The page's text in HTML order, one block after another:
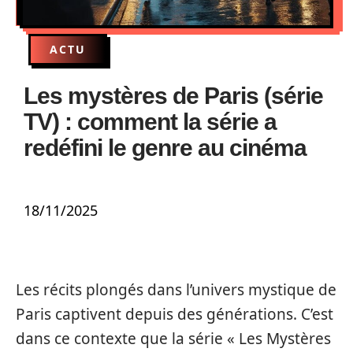
ACTU
Les mystères de Paris (série
TV) : comment la série a
redéfini le genre au cinéma
18/11/2025
Les récits plongés dans l’univers mystique de
Paris captivent depuis des générations. C’est
dans ce contexte que la série « Les Mystères